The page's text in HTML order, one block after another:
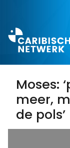
Moses:
meer,
de pols’